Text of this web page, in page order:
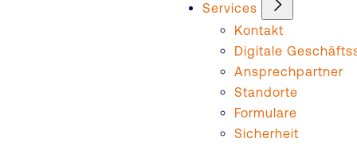
Services
Kontakt
Digitale
Ansprechpartner
Standorte
Formulare
Sicherheit